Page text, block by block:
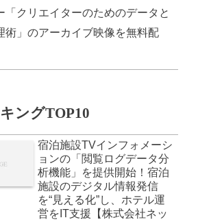
「クリエイターのためのデータと
術」のアーカイブ映像を無料配
ングTOP10
宿泊施設TVインフォメーシ
ョンの「閲覧ログデータ分
析機能」を提供開始！宿泊
施設のデジタル情報発信
を“見える化”し、ホテル運
営をIT支援【株式会社ネッ